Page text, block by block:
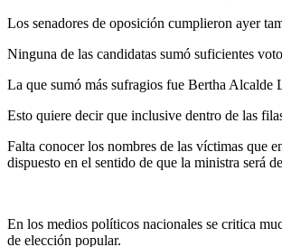
Los senadores de oposición cumplieron ayer
Ninguna de las candidatas sumó suficientes
La que sumó más sufragios fue Bertha
Esto quiere decir que inclusive dentro de las
Falta conocer los nombres de las víctimas que
dispuesto en el sentido de que la ministra será
En los medios políticos nacionales se critica
de elección popular.